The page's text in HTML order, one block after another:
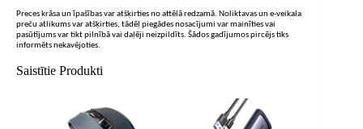
Preces krāsa un īpašības var atšķirties no attēlā redzamā. Noliktavas un e-veikala
preču atlikums var atšķirties, tādēļ piegādes nosacījumi var mainīties vai
pasūtījums var tikt pilnībā vai daļēji neizpildīts. Šādos gadījumos pircējs tiks
informēts nekavējoties.
Saistītie Produkti